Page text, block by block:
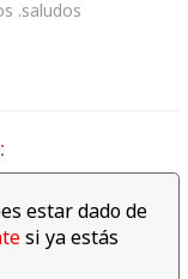
.saludos
estar dado de
si ya estás